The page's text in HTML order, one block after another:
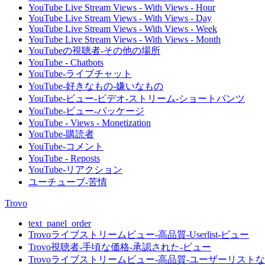
YouTube Live Stream Views - With Views - Hour
YouTube Live Stream Views - With Views - Day
YouTube Live Stream Views - With Views - Week
YouTube Live Stream Views - With Views - Month
YouTubeの視聴者-その他の場所
YouTube - Chatbots
YouTube-ライブチャット
YouTube-好きなもの-嫌いなもの
YouTube-ビュー-ビデオ-ストリーム-ショートパンツ
YouTube-ビュー-パッケージ
YouTube - Views - Monetization
YouTube-購読者
YouTube-コメント
YouTube - Reposts
YouTube-リアクション
ユーチューブ-苦情
Trovo
text_panel_order
Trovoライブストリームビュー-高品質-Userlist-ビュー
Trovo視聴者-手頃な価格-承認された-ビュー
Trovoライブストリームビュー-高品質-ユーザーリスト